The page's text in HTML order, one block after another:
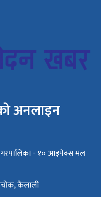
अनलाइन
- १० आइपेक्स मल
कैलाली